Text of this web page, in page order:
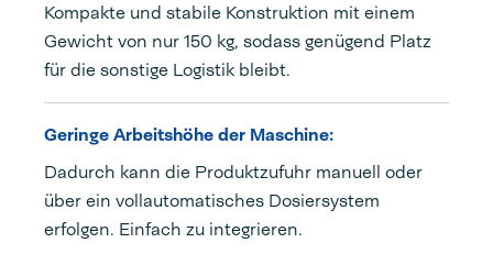
Kompakte und stabile Konstruktion mit einem
Gewicht von nur 150 kg, sodass genügend Platz
für die sonstige Logistik bleibt.
Geringe Arbeitshöhe der Maschine:
Dadurch kann die Produktzufuhr manuell oder
über ein vollautomatisches Dosiersystem
erfolgen. Einfach zu integrieren.